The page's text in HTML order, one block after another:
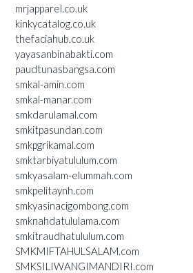
mrjapparel.co.uk
kinkycatalog.co.uk
thefaciahub.co.uk
yayasanbinabakti.com
paudtunasbangsa.com
smkal-amin.com
smkal-manar.com
smkdarulamal.com
smkitpasundan.com
smkpgrikamal.com
smktarbiyatululum.com
smkyasalam-elummah.com
smkpelitaynh.com
smkyasinacigombong.com
smknahdatululama.com
smkitraudhatululum.com
SMKMIFTAHULSALAM.com
SMKSILIWANGIMANDIRI.com